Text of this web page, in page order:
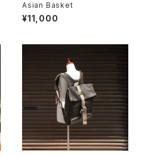
Asian Basket
¥11,000